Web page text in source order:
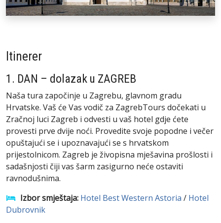
Itinerer
1. DAN – dolazak u ZAGREB
Naša tura započinje u Zagrebu, glavnom gradu
Hrvatske. Vaš će Vas vodič za ZagrebTours dočekati u
Zračnoj luci Zagreb i odvesti u vaš hotel gdje ćete
provesti prve dvije noći. Provedite svoje popodne i večer
opuštajući se i upoznavajući se s hrvatskom
prijestolnicom. Zagreb je živopisna mješavina prošlosti i
sadašnjosti čiji vas šarm zasigurno neće ostaviti
ravnodušnima.
Izbor smještaja: Hotel Best Western Astoria / Hotel
Dubrovnik